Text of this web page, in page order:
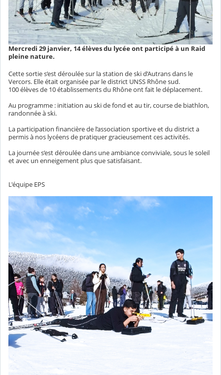
Mercredi 29 janvier, 14 élèves du lycée ont participé à un Raid
pleine nature.
Cette sortie s’est déroulée sur la station de ski d’Autrans dans le
Vercors. Elle était organisée par le district UNSS Rhône sud.
100 élèves de 10 établissements du Rhône ont fait le déplacement.
Au programme : initiation au ski de fond et au tir, course de biathlon,
randonnée à ski.
La participation financière de l’association sportive et du district a
permis à nos lycéens de pratiquer gracieusement ces activités.
La journée s’est déroulée dans une ambiance conviviale, sous le soleil
et avec un enneigement plus que satisfaisant.
L'équipe EPS